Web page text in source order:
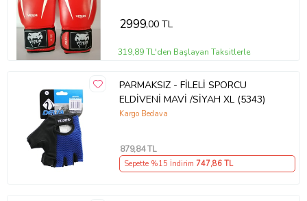
10-12-14 16 OZ büyüklükte
İstediğiniz Bedeni msj ile bildiriniz
2999,00 TL
319,89 TL'den Başlayan Taksitlerle
PARMAKSIZ - FİLELİ SPORCU
ELDİVENİ MAVİ /SİYAH XL (5343)
Kargo Bedava
879,84 TL
Sepette %15 İndirim 747,86 TL